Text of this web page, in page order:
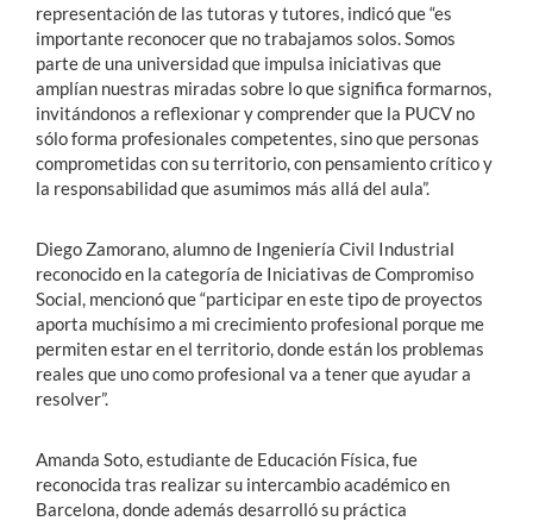
representación de las tutoras y tutores, indicó que “es
importante reconocer que no trabajamos solos. Somos
parte de una universidad que impulsa iniciativas que
amplían nuestras miradas sobre lo que significa formarnos,
invitándonos a reflexionar y comprender que la PUCV no
sólo forma profesionales competentes, sino que personas
comprometidas con su territorio, con pensamiento crítico y
la responsabilidad que asumimos más allá del aula”.
Diego Zamorano, alumno de Ingeniería Civil Industrial
reconocido en la categoría de Iniciativas de Compromiso
Social, mencionó que “participar en este tipo de proyectos
aporta muchísimo a mi crecimiento profesional porque me
permiten estar en el territorio, donde están los problemas
reales que uno como profesional va a tener que ayudar a
resolver”.
Amanda Soto, estudiante de Educación Física, fue
reconocida tras realizar su intercambio académico en
Barcelona, donde además desarrolló su práctica